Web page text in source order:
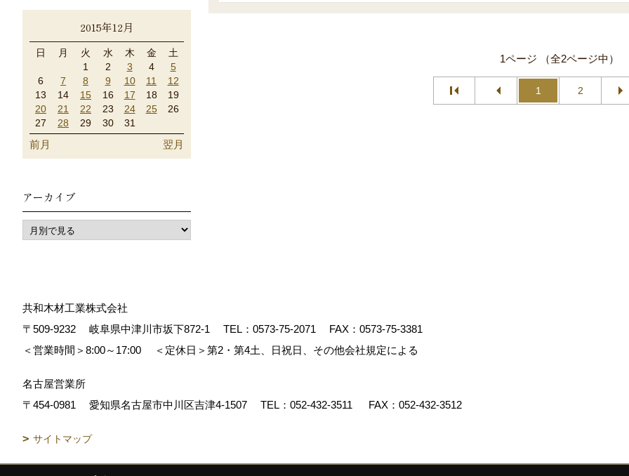
1ページ （全2ページ中）
1 2
2015年12月
日 月 火 水 木 金
土
1
2 3 4
5
6
7 8 9 10 11
12
13
14 15 16 17 18
19
20
21 22 23 24 25
26
27
28 29 30 31
前月 翌月
アーカイブ
共和木材工業株式会社
〒509-9232
岐阜県中津川市坂下872‐1 TEL： 0573-75-2071
FAX：0573-75-3381
＜営業時間＞8:00～17:00
＜定休日＞第2・第4土、日祝日、その他会社規定による
名古屋営業所
〒454-0981
愛知県名古屋市中川区吉津4-1507 TEL： 052-432-3511 FAX：052-432-3512
サイトマップ